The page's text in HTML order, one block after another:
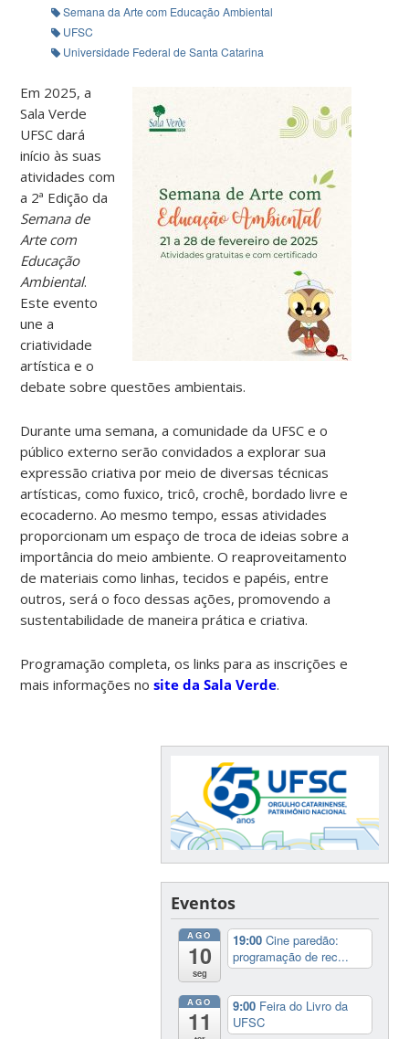
Semana da Arte com Educação Ambiental
UFSC
Universidade Federal de Santa Catarina
Em 2025, a
Sala Verde
UFSC dará
início às suas
atividades com
a 2ª Edição da
Semana de
Arte com
Educação
Ambiental.
Este evento
une a
criatividade
artística e o
debate sobre questões ambientais.
Durante uma semana, a comunidade da UFSC e o
público externo serão convidados a explorar sua
expressão criativa por meio de diversas técnicas
artísticas, como fuxico, tricô, crochê, bordado livre e
ecocaderno. Ao mesmo tempo, essas atividades
proporcionam um espaço de troca de ideias sobre a
importância do meio ambiente. O reaproveitamento
de materiais como linhas, tecidos e papéis, entre
outros, será o foco dessas ações, promovendo a
sustentabilidade de maneira prática e criativa.
Programação completa, os links para as inscrições e
mais informações nosite da Sala Verde.
Eventos
AGO
10
seg
19:00Cine paredão:
programação de rec...
AGO
11
9:00 Feira do Livro da
UFSC